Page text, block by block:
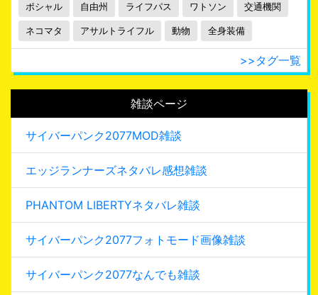
ポシャル 自由州 ライフパス ワトソン 交通機関
ネコマタ アサルトライフル 動物 全身装備
>>タグ一覧
雑談ページ
サイバーパンク2077MOD雑談
エッジランナーズネタバレ感想雑談
PHANTOM LIBERTYネタバレ雑談
サイバーパンク2077フォトモード画像雑談
サイバーパンク2077なんでも雑談